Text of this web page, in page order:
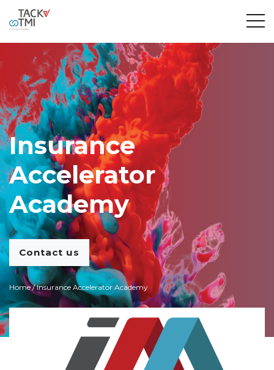
Insurance
Accelerator
Academy
Contact us
Home/ Insurance Accelerator Academy